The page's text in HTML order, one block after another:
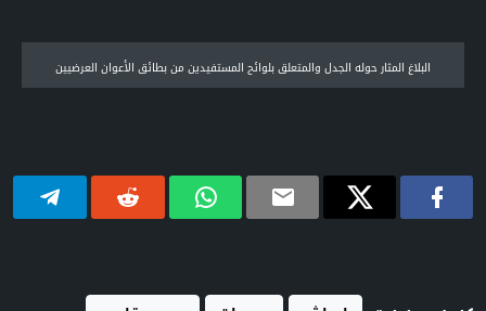
البلاغ المثار حوله الجدل والمتعلق بلوائح المستفيدين من بطائق الأعوان العرضيين